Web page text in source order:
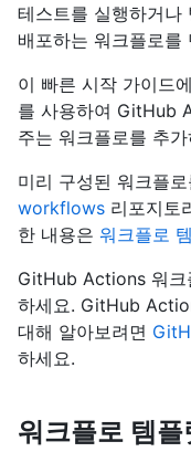
테스트를 실행하거
배포하는 워크플로를
이 빠른 시작 가이드
를 사용하여 GitHub
주는 워크플로를 추
미리 구성된 워크플
workflows 리포지토
한 내용은 워크플로
GitHub Actions 워크
하세요. GitHub
대해 알아보려면
하세요.
워크플로 템플